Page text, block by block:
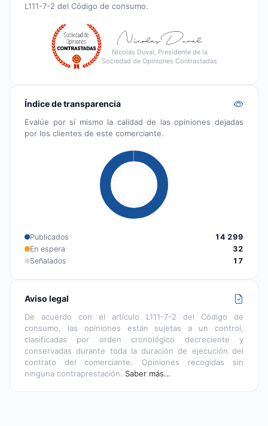
L111-7-2 del Código de consumo.
Nicolas Duval, Presidente de la
Sociedad de Opiniones Contrastadas
Índice de transparencia
Evalúe por sí mismo la calidad de las opiniones dejadas
por los clientes de este comerciante.
Publicados
14 299
En espera
32
Señalados
17
Aviso legal
De acuerdo con el artículo L111-7-2 del Código de
consumo, las opiniones están sujetas a un control,
clasificadas por orden cronológico decreciente y
conservadas durante toda la duración de ejecución del
contrato del comerciante. Opiniones recogidas sin
ninguna contraprestación. Saber más…